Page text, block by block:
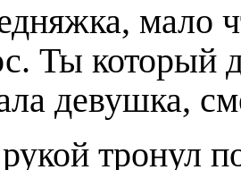
мало
Ты который
девушка,
тронул